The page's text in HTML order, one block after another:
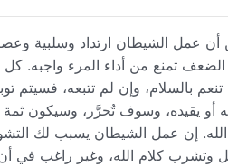
أن عمل الشيطان ارتداد وسلبية
تمنع من أداء المرء واجبه.
بالسلام، وإن لم تتبعه، فسيتم
يقيده، وسوف تُحرَّر، وسيكون
إن عمل الشيطان يسبب لك
وتشرب كلام الله، وغير راغب في أن